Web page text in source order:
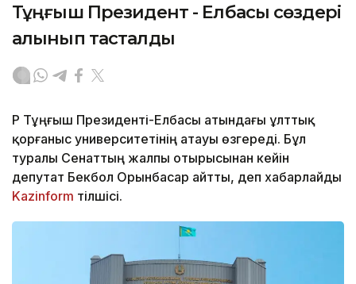
Тұңғыш Президент - Елбасы сөздері
алынып тасталды
ҚР Тұңғыш Президенті-Елбасы атындағы ұлттық
қорғаныс университетінің атауы өзгереді. Бұл
туралы Сенаттың жалпы отырысынан кейін
депутат Бекбол Орынбасар айтты, деп хабарлайды
Kazinform тілшісі.